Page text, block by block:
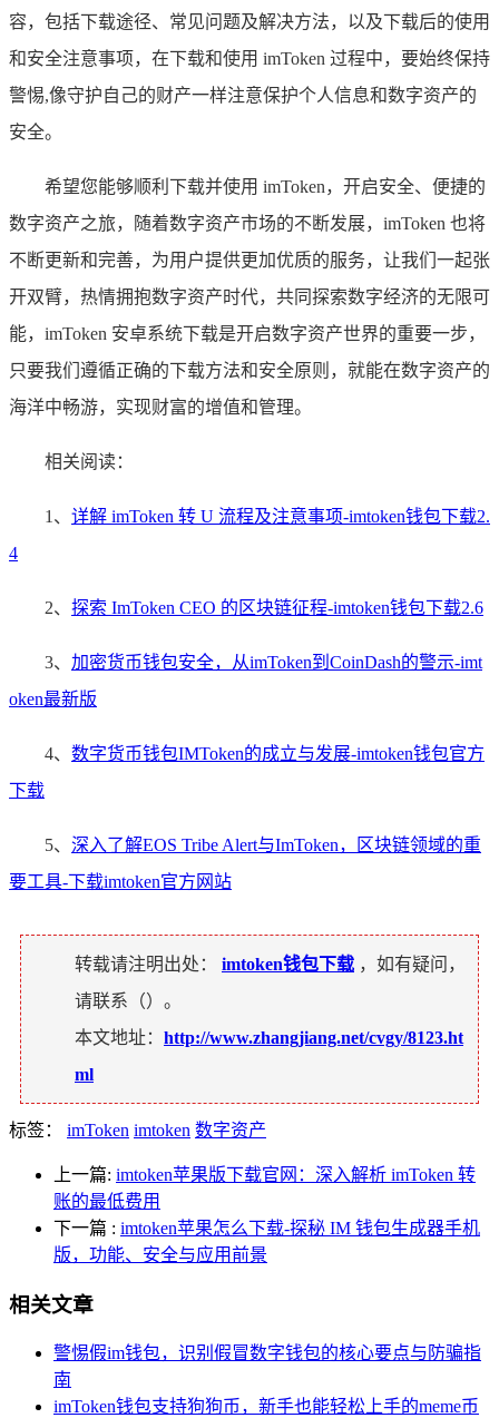
容，包括下载途径、常见问题及解决方法，以及下载后的使用
和安全注意事项，在下载和使用 imToken 过程中，要始终保持
警惕,像守护自己的财产一样注意保护个人信息和数字资产的
安全。
希望您能够顺利下载并使用 imToken，开启安全、便捷的
数字资产之旅，随着数字资产市场的不断发展，imToken 也将
不断更新和完善，为用户提供更加优质的服务，让我们一起张
开双臂，热情拥抱数字资产时代，共同探索数字经济的无限可
能，imToken 安卓系统下载是开启数字资产世界的重要一步，
只要我们遵循正确的下载方法和安全原则，就能在数字资产的
海洋中畅游，实现财富的增值和管理。
相关阅读：
1、 详解 imToken 转 U 流程及注意事项-imtoken钱包下载2.
4
2、 探索 ImToken CEO 的区块链征程-imtoken钱包下载2.6
3、 加密货币钱包安全，从imToken到CoinDash的警示-imt
oken最新版
4、 数字货币钱包IMToken的成立与发展-imtoken钱包官方
下载
5、 深入了解EOS Tribe Alert与ImToken，区块链领域的重
要工具-下载imtoken官方网站
转载请注明出处： imtoken钱包下载 ，如有疑问，
请联系（）。
本文地址： http://www.zhangjiang.net/cvgy/8123.ht
ml
标签： imToken imtoken 数字资产
上一篇: imtoken苹果版下载官网：深入解析 imToken 转
账的最低费用
下一篇 : imtoken苹果怎么下载-探秘 IM 钱包生成器手机
版，功能、安全与应用前景
相关文章
警惕假im钱包，识别假冒数字钱包的核心要点与防骗指
南
imToken钱包支持狗狗币，新手也能轻松上手的meme币